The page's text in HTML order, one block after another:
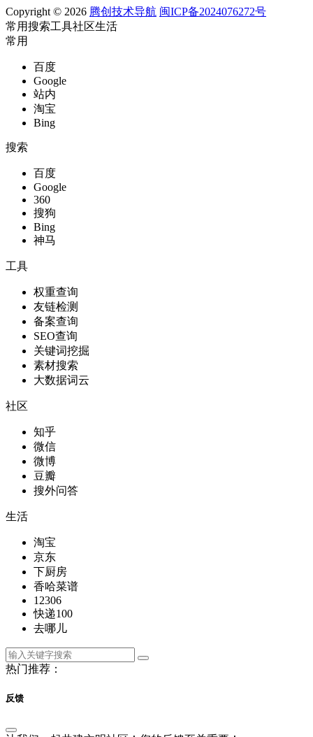
Copyright © 2026 腾创技术导航 闽ICP备2024076272号
常用搜索工具社区生活
常用
百度
Google
站内
淘宝
Bing
搜索
百度
Google
360
搜狗
Bing
神马
工具
权重查询
友链检测
备案查询
SEO查询
关键词挖掘
素材搜索
大数据词云
社区
知乎
微信
微博
豆瓣
搜外问答
生活
淘宝
京东
下厨房
香哈菜谱
12306
快递100
去哪儿
热门推荐：
反馈